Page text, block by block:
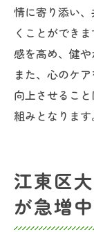
情に寄り添い
くことができ
感を高め、健や
また、心のケ
向上させるこ
組みとなります
江東区
が急増